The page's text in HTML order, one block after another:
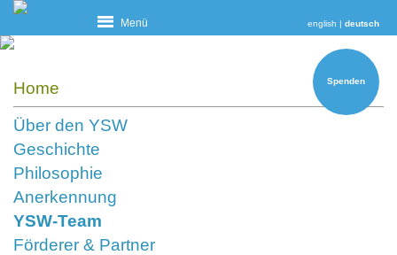
english | deutsch
Menü
Spenden
Home
Über den YSW
Geschichte
Philosophie
Anerkennung
YSW-Team
Förderer & Partner